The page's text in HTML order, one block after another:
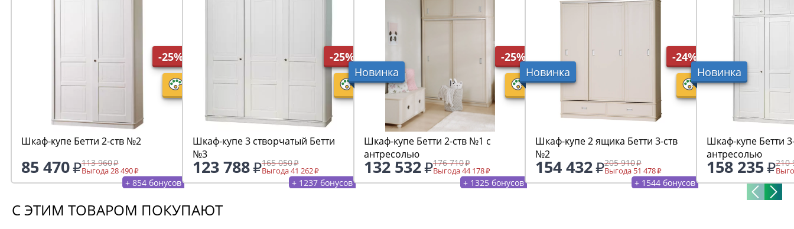
-25%
Шкаф-купе Бетти 2-ств №2
85 470 113 960
Выгода 28 490
+ 854 бонусов
-25%
Шкаф-купе 3 створчатый Бетти
№3
123 788 165 050
Выгода 41 262
+ 1237 бонусов
Новинка
-25%
Шкаф-купе Бетти 2-ств №1 с
антресолью
132 532 176 710
Выгода 44 178
+ 1325 бонусов
Новинка
-24%
Шкаф-купе 2 ящика Бетти 3-ств
№2
154 432 205 910
Выгода 51 478
+ 1544 бонусов
Новинка
Шкаф-купе Бетти
антресолью
158 235 210
С ЭТИМ ТОВАРОМ ПОКУПАЮТ